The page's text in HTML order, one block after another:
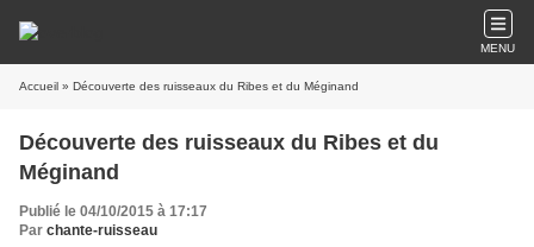
MENU
Accueil » Découverte des ruisseaux du Ribes et du Méginand
Découverte des ruisseaux du Ribes et du
Méginand
Publié le 04/10/2015 à 17:17
Par chante-ruisseau